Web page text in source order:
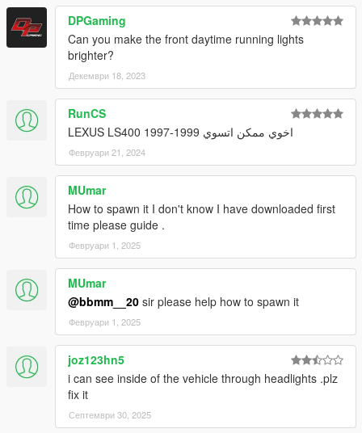
DPGaming
Can you make the front daytime running lights
brighter?
Декември 18, 2023
RunCS
اخوي ممكن اتسوي LEXUS LS400 1997-1999
Февруари 21, 2024
MUmar
How to spawn it I don't know I have downloaded first
time please guide .
Февруари 1, 2025
MUmar
@bbmm__20 sir please help how to spawn it
Февруари 1, 2025
joz123hn5
i can see inside of the vehicle through headlights .plz
fix it
Септември 30, 2025